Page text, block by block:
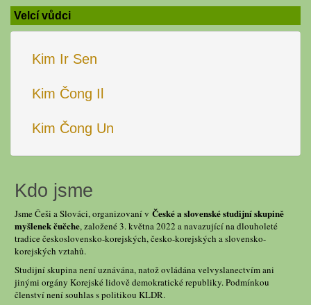
Velcí vůdci
Kim Ir Sen
Kim Čong Il
Kim Čong Un
Kdo jsme
Jsme Češi a Slováci, organizovaní v České a slovenské studijní skupině
myšlenek čučche, založené 3. května 2022 a navazující na dlouholeté
tradice československo-korejských, česko-korejských a slovensko-
korejských vztahů.
Studijní skupina není uznávána, natož ovládána velvyslanectvím ani
jinými orgány Korejské lidově demokratické republiky. Podmínkou
členství není souhlas s politikou KLDR.